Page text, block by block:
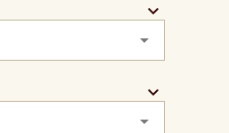





